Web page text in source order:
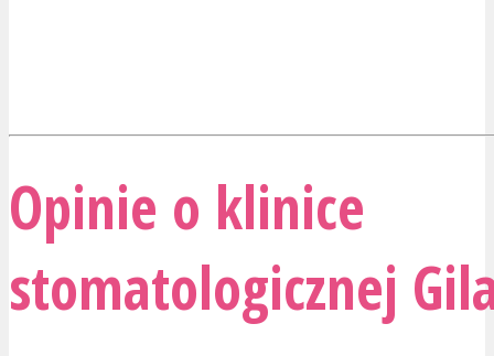
Opinie o klinice
stomatologicznej